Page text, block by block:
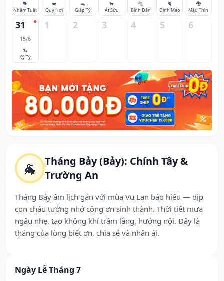
🐐
Tháng Bảy (Bảy): Chính Tây &
Trường An
Tháng Bảy âm lịch gắn với mùa Vu Lan báo hiếu — dịp
con cháu tưởng nhớ công ơn sinh thành. Thời tiết mưa
ngâu nhẹ, tạo không khí trầm lắng, hướng nội. Đây là
tháng của lòng biết ơn, chia sẻ và nhân ái.
Ngày Lễ Tháng 7
🐕
Nhâm Tuất
🐖
Quý Hợi
🐀
Giáp Tý
🐂
Ất Sửu
🐅
Bính Dần
🐈
Đinh Mão
🐉
Mậu Thìn
31
15/6
🐍
Kỷ Tỵ
1 2 3 4 5 6